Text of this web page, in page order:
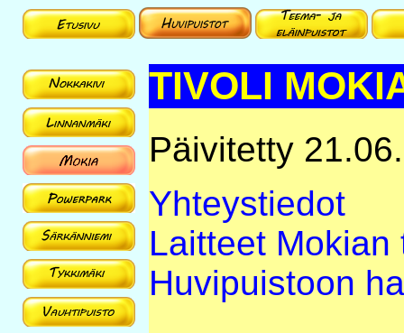
TIVOLI
Päivitetty
Yhteystiedot
Laitteet Mokian
Huvipuistoon